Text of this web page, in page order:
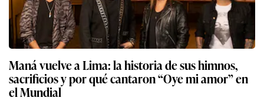
Maná vuelve a Lima: la historia de sus himnos,
sacrificios y por qué cantaron “Oye mi amor” en
el Mundial